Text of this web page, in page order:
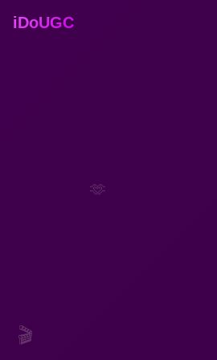
iDoUGC
🎬
🫶